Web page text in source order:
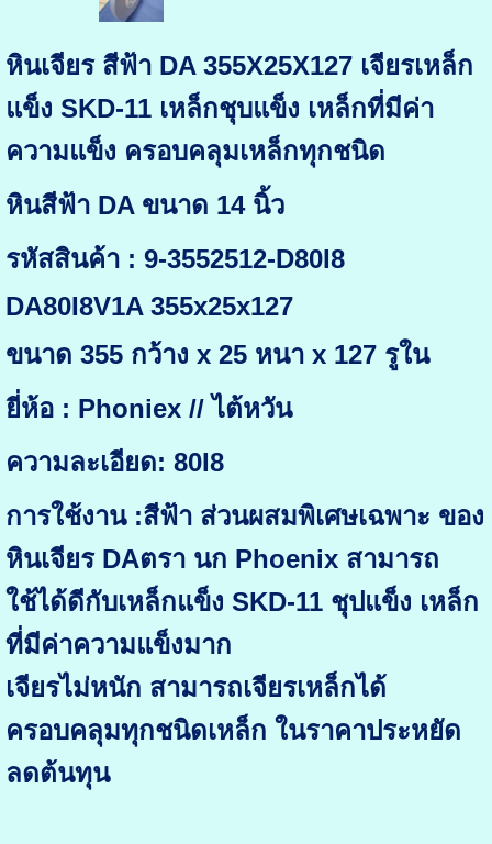
หินเจียร สีฟ้า DA 355X25X127 เจียรเหล็ก
แข็ง SKD-11 เหล็กชุบแข็ง เหล็กที่มีค่า
ความแข็ง ครอบคลุมเหล็กทุกชนิด
หินสีฟ้า DA ขนาด 14 นิ้ว
รหัสสินค้า : 9-3552512-D80I8
DA80I8V1A 355x25x127
ขนาด 355 กว้าง x 25 หนา x 127 รูใน
ยี่ห้อ : Phoniex // ไต้หวัน
ความละเอียด: 80I8
การใช้งาน :สีฟ้า ส่วนผสมพิเศษเฉพาะ ของ
หินเจียร DAตรา นก Phoenix สามารถ
ใช้ได้ดีกับเหล็กแข็ง SKD-11 ชุปแข็ง เหล็ก
ที่มีค่าความแข็งมาก
เจียรไม่หนัก สามารถเจียรเหล็กได้
ครอบคลุมทุกชนิดเหล็ก ในราคาประหยัด
ลดต้นทุน